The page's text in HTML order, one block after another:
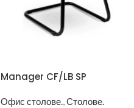
Manager CF/LB SP
Офис столове.,Столове.